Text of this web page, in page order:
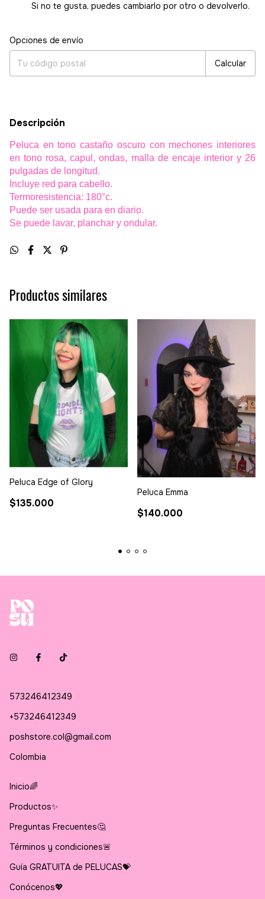
Si no te gusta, puedes cambiarlo por otro o devolverlo.
Entregas para el CP:
Opciones de envío
Calcular
Descripción
Peluca en tono castaño oscuro con mechones interiores
en tono rosa, capul, ondas, malla de encaje interior y 26
pulgadas de longitud.
Incluye red para cabello.
Termoresistencia: 180°c.
Puede ser usada para en diario.
Se puede lavar, planchar y ondular.
Productos similares
Peluca Edge of Glory
$135.000
Peluca Emma
$140.000
573246412349
+573246412349
poshstore.col@gmail.com
Colombia
Inicio🌈
Productos✨
Preguntas Frecuentes🤔
Términos y condiciones🚨
Guía GRATUITA de PELUCAS💝
Conócenos💖